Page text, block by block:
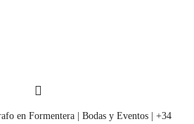
en Formentera | Bodas y Eventos | +34